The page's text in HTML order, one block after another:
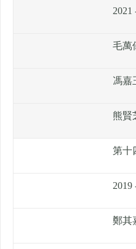
2021
毛萬
馮嘉
熊賢
第十
2019
鄭其